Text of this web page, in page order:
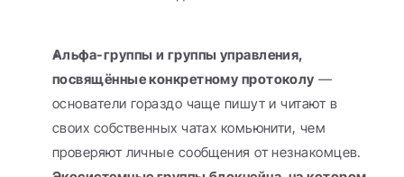
Альфа-группы и группы управления,
посвящённые конкретному протоколу —
основатели гораздо чаще пишут и читают в
своих собственных чатах комьюнити, чем
проверяют личные сообщения от незнакомцев.